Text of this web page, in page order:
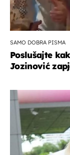
SAMO DOBRA PISMA
Poslušajte
Jozinović